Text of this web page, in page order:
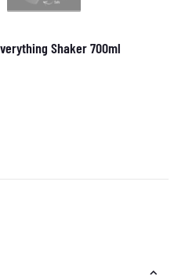
Shaker 700ml